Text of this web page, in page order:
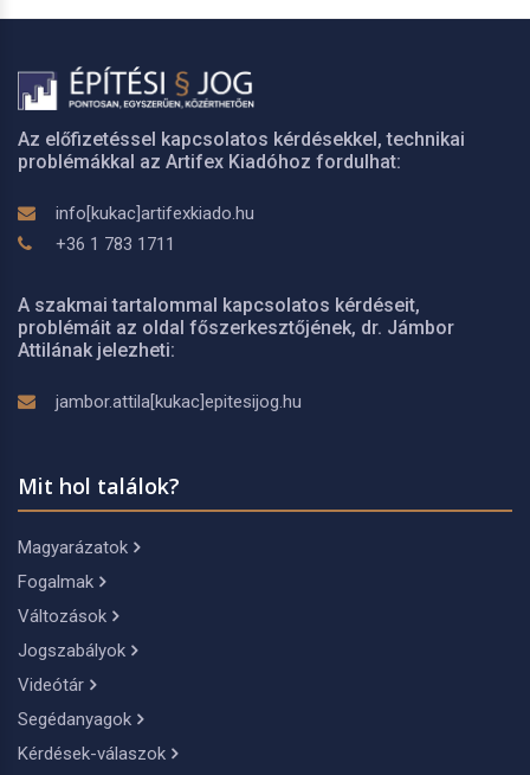
Az előfizetéssel kapcsolatos kérdésekkel, technikai
problémákkal az Artifex Kiadóhoz fordulhat:
info[kukac]artifexkiado.hu
+36 1 783 1711
A szakmai tartalommal kapcsolatos kérdéseit,
problémáit az oldal főszerkesztőjének, dr. Jámbor
Attilának jelezheti:
jambor.attila[kukac]epitesijog.hu
Mit hol találok?
Magyarázatok
Fogalmak
Változások
Jogszabályok
Videótár
Segédanyagok
Kérdések-válaszok